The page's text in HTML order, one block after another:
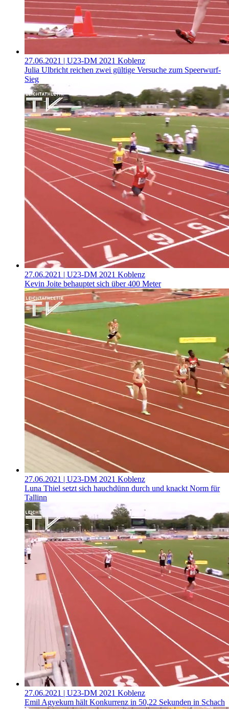
27.06.2021 | U23-DM 2021 Koblenz
Julia Ulbricht reichen zwei gültige Versuche zum Speerwurf-
Sieg
27.06.2021 | U23-DM 2021 Koblenz
Kevin Joite behauptet sich über 400 Meter
27.06.2021 | U23-DM 2021 Koblenz
Luna Thiel setzt sich hauchdünn durch und knackt Norm für
Tallinn
27.06.2021 | U23-DM 2021 Koblenz
Emil Agyekum hält Konkurrenz in 50,22 Sekunden in Schach